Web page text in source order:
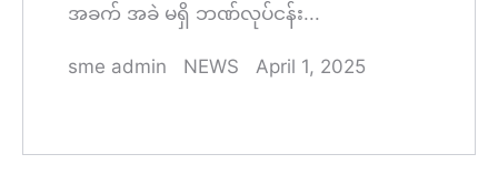
အခက် အခဲ မရှိ ဘဏ်လုပ်ငန်း...
sme admin NEWS April 1, 2025